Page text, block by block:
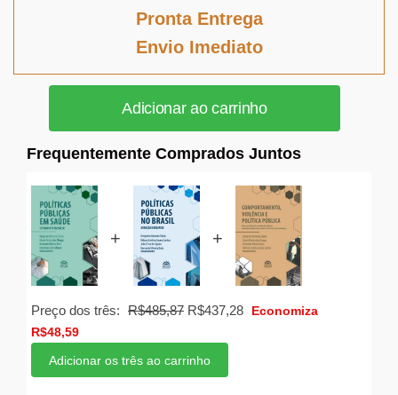
atual
Pronta Entrega
Envio Imediato
Brasil
saúde
quantidade
Adicionar ao carrinho
Frequentemente Comprados Juntos
+ +
Preço dos três: R$485,87 O
R$437,28OEconomiza
R$48,59
Adicionar os três ao carrinho